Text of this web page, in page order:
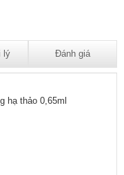
lý Đánh giá
hạ thảo 0,65ml